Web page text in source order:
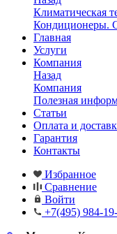
Климатическая
Кондиционеры.
Главная
Услуги
Компания
Назад
Компания
Полезная
Статьи
Оплата и
Гарантия
Контакты
Избранное
Сравнение
Войти
+7(495) 984-